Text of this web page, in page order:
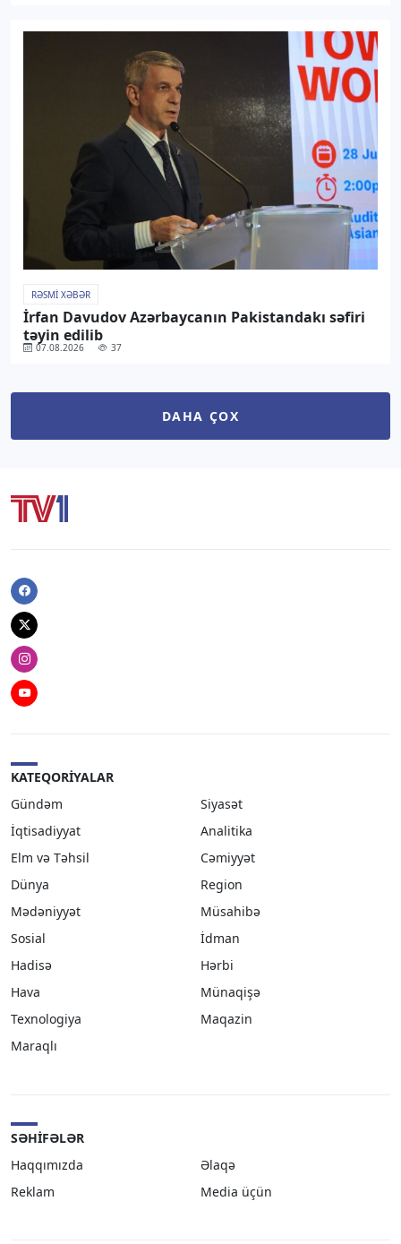
RƏSMI XƏBƏR
İrfan Davudov Azərbaycanın Pakistandakı səfiri
təyin edilib
07.08.2026 37
DAHA ÇOX
Facebook
Twitter
Instagram
Youtube
KATEQORIYALAR
Gündəm
Siyasət
İqtisadiyyat
Analitika
Elm və Təhsil
Cəmiyyət
Dünya
Region
Mədəniyyət
Müsahibə
Sosial
İdman
Hadisə
Hərbi
Hava
Münaqişə
Texnologiya
Maqazin
Maraqlı
SƏHIFƏLƏR
Haqqımızda
Əlaqə
Reklam
Media üçün